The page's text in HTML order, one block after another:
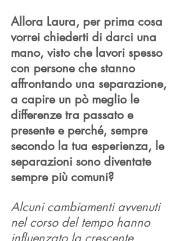
Allora Laura, per prima cosa
vorrei chiederti di darci una
mano, visto che lavori spesso
con persone che stanno
affrontando una separazione,
a capire un pò meglio le
differenze tra passato e
presente e perché, sempre
secondo la tua esperienza, le
separazioni sono diventate
sempre più comuni?
Alcuni cambiamenti avvenuti
nel corso del tempo hanno